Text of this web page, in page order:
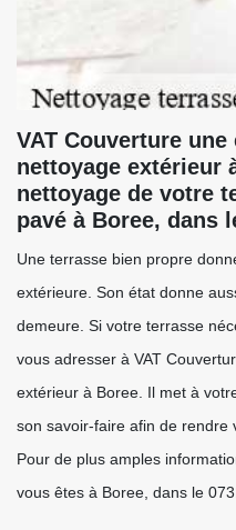
VAT Couverture
nettoyage extérieur
nettoyage de votre
pavé à Boree, dans
Une terrasse bien propre
extérieure. Son état donne
demeure. Si votre terrasse
vous adresser à VAT
extérieur à Boree. Il met à
son savoir-faire afin de rendre
Pour de plus amples
vous êtes à Boree, dans le